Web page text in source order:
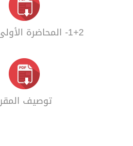
1+2- المحاضرة الأولى والثانية
توصيف